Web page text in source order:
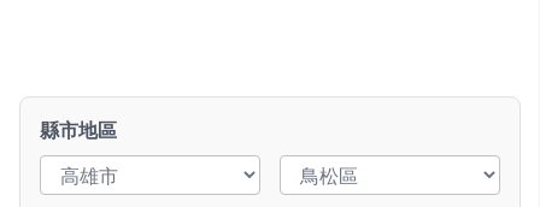
縣市地區